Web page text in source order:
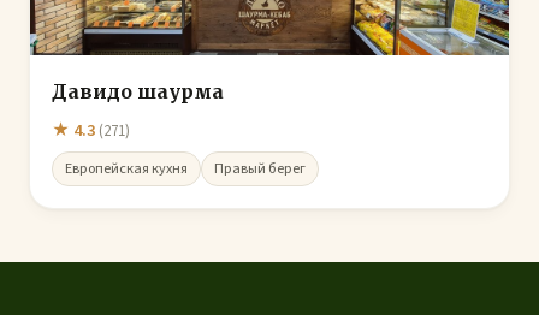
Давидо шаурма
★ 4.3 (271)
Европейская кухня Правый берег